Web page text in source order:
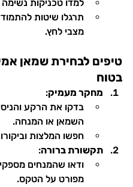
למדו טכניקות
תרגלו שיטות
מצבי לחץ.
טיפים לבחירת שמאן
בטוח
מחקר מעמיק:
בדקו את הרקע
השמאן או המנחה.
חפשו המלצות
תקשורת ברורה:
ודאו שהמנחים
מפורט על הטקס.